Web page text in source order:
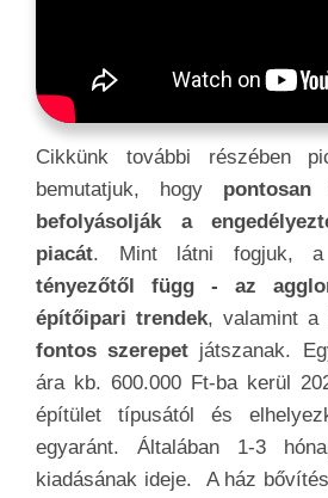
Cikkünk további részében
bemutatjuk, hogypontosan
befolyásolják a
piacát. Mint látni fogjuk,
tényezőtől függ - az
építőipari trendek, valamint a
fontos szerepet játszanak.
ára kb. 600.000 Ft-ba kerül
építület típusától és
egyaránt. Általában 1-3
kiadásának ideje. A ház